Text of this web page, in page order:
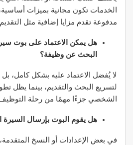
الخدمات تكون مجانية بميزات
مدفوعة تقدم مزايا إضافية مثل
هل يمكن الاعتماد على بوت
البحث عن وظيفة؟
لا يُفضل الاعتماد عليه بشكل كامل، بل
لتسريع البحث والتقديم، بينما يظل
الشخصي جزءًا مهمًا من رحلة
هل يقوم البوت بإرسال السيرة
في بعض الإعدادات أو النسخ